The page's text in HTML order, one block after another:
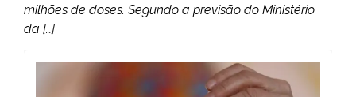
milhões de doses. Segundo a previsão do Ministério
da […]